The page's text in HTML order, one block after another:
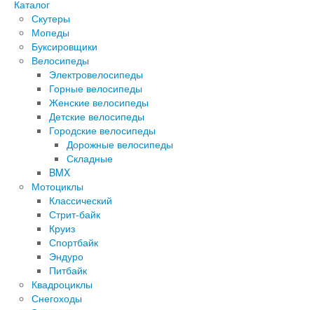
Каталог
Скутеры
Мопеды
Буксировщики
Велосипеды
Электровелосипеды
Горные велосипеды
Женские велосипеды
Детские велосипеды
Городские велосипеды
Дорожные велосипеды
Складные
BMX
Мотоциклы
Классический
Стрит-байк
Круиз
Спортбайк
Эндуро
Питбайк
Квадроциклы
Снегоходы